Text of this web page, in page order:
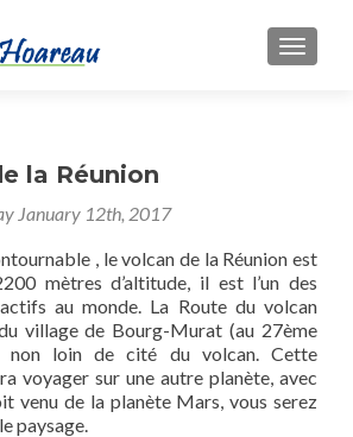
MENU
la Réunion
January 12th, 2017
, le volcan de la Réunion est
mètres d’altitude, il est l’un des
au monde. La Route du volcan
village de Bourg-Murat (au 27ème
non loin de cité du volcan. Cette
voyager sur une autre planète, avec
venu de la planète Mars, vous serez
paysage.